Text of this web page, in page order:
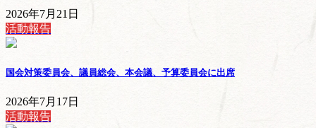
2026年7月21日
活動報告
国会対策委員会、議員総会、本会議、予算委員会に出席
2026年7月17日
活動報告